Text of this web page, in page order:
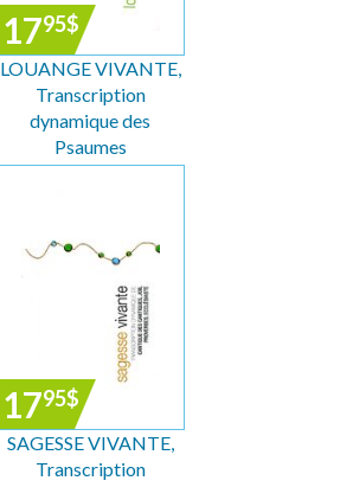
1795$
LOUANGE VIVANTE,
Transcription
dynamique des
Psaumes
1795$
SAGESSE VIVANTE,
Transcription